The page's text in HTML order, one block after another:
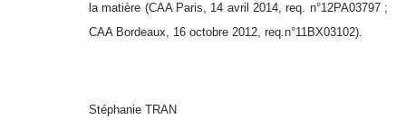
la matière (CAA Paris, 14 avril 2014, req. n°12PA03797 ;
CAA Bordeaux, 16 octobre 2012, req.n°11BX03102).
Stéphanie TRAN